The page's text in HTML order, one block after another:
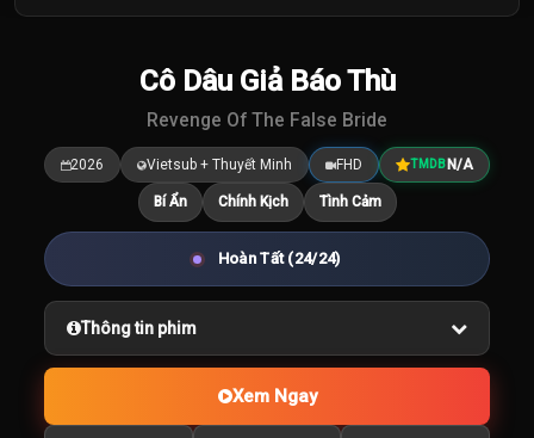
7.5
Cô Dâu Giả Báo Thù
Revenge Of The False Bride
2026 Vietsub + Thuyết Minh FHD TMDB N/A
Bí Ẩn Chính Kịch Tình Cảm
Hoàn Tất (24/24)
Thông tin phim
Xem Ngay